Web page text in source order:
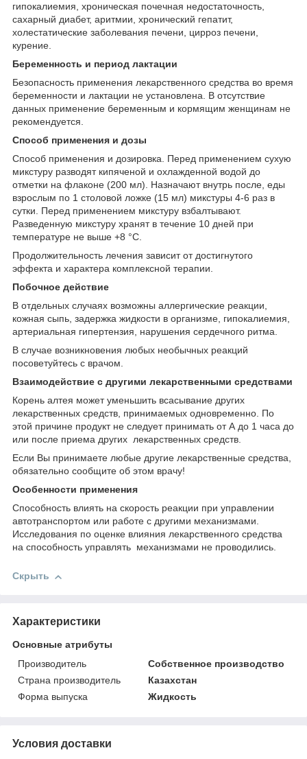
гипокалиемия, хроническая почечная недостаточность,
сахарный диабет, аритмии, хронический гепатит,
холестатические заболевания печени, цирроз печени,
курение.
Беременность и период лактации
Безопасность применения лекарственного средства во время
беременности и лактации не установлена. В отсутствие
данных применение беременным и кормящим женщинам не
рекомендуется.
Способ применения и дозы
Способ применения и дозировка. Перед применением сухую
микстуру разводят кипяченой и охлажденной водой до
отметки на флаконе (200 мл). Назначают внутрь после, еды
взрослым по 1 столовой ложке (15 мл) микстуры 4-6 раз в
сутки. Перед применением микстуру взбалтывают.
Разведенную микстуру хранят в течение 10 дней при
температуре не выше +8 °С.
Продолжительность лечения зависит от достигнутого
эффекта и характера комплексной терапии.
Побочное действие
В отдельных случаях возможны аллергические реакции,
кожная сыпь, задержка жидкости в организме, гипокалиемия,
артериальная гипертензия, нарушения сердечного ритма.
В случае возникновения любых необычных реакций
посоветуйтесь с врачом.
Взаимодействие с другими лекарственными средствами
Корень алтея может уменьшить всасывание других
лекарственных средств, принимаемых одновременно. По
этой причине продукт не следует принимать от А до 1 часа до
или после приема других лекарственных средств.
Если Вы принимаете любые другие лекарственные средства,
обязательно сообщите об этом врачу!
Особенности применения
Способность влиять на скорость реакции при управлении
автотранспортом или работе с другими механизмами.
Исследования по оценке влияния лекарственного средства
на способность управлять механизмами не проводились.
Скрыть
Характеристики
Основные атрибуты
Производитель
Собственное производство
Страна производитель
Казахстан
Форма выпуска
Жидкость
Условия доставки